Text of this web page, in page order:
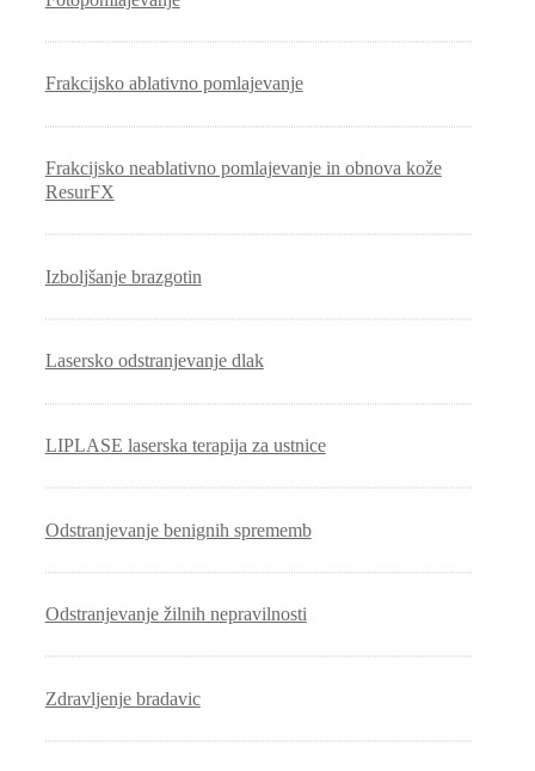
Frakcijsko ablativno pomlajevanje
Frakcijsko neablativno pomlajevanje in obnova kože
ResurFX
Izboljšanje brazgotin
Lasersko odstranjevanje dlak
LIPLASE laserska terapija za ustnice
Odstranjevanje benignih sprememb
Odstranjevanje žilnih nepravilnosti
Zdravljenje bradavic